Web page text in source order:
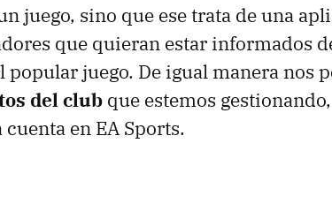
juego, sino que ese trata de una
que quieran estar informados
popular juego. De igual manera nos
del club que estemos
en EA Sports.